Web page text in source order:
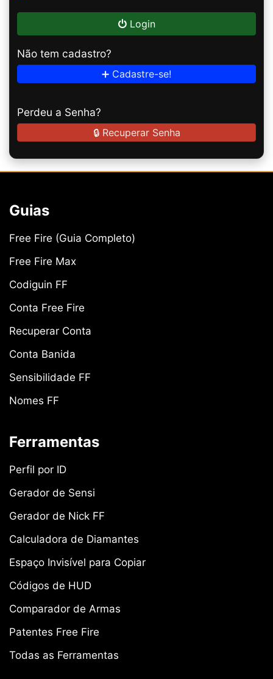
Login
Não tem cadastro?
➕ Cadastre-se!
Perdeu a Senha?
🔒 Recuperar Senha
Guias
Free Fire (Guia Completo)
Free Fire Max
Codiguin FF
Conta Free Fire
Recuperar Conta
Conta Banida
Sensibilidade FF
Nomes FF
Ferramentas
Perfil por ID
Gerador de Sensi
Gerador de Nick FF
Calculadora de Diamantes
Espaço Invisível para Copiar
Códigos de HUD
Comparador de Armas
Patentes Free Fire
Todas as Ferramentas